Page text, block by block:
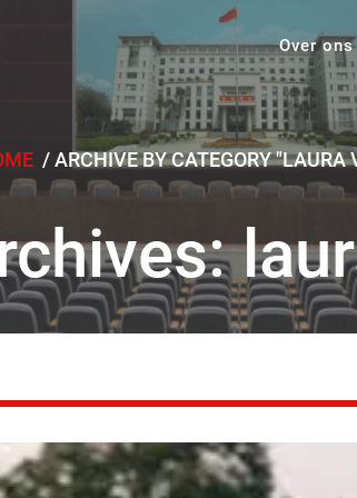
Over ons
/ARCHIVE BY CATEGORY "LAURA